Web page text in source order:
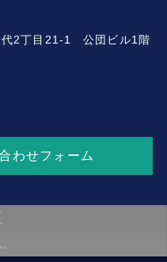
代2丁目21-1 公団ビル1階
わせフォーム